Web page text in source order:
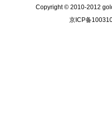
Copyright © 2010-2012
京ICP备